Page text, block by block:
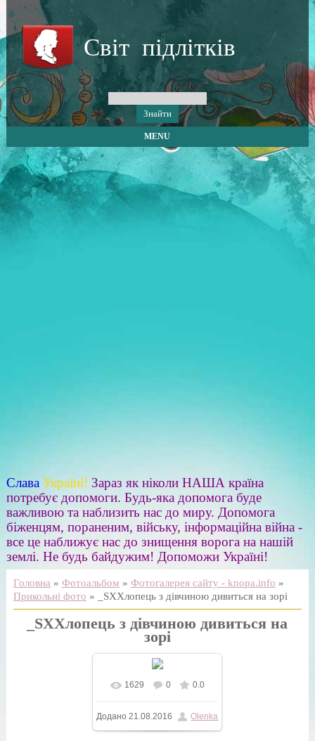
Світ підлітків
MENU
Слава Україні! Зараз як ніколи НАША країна
потребує допомоги. Будь-яка допомога буде
важливою та наблизить нас до миру. Допомога
біженцям, пораненим, війську, інформаційна війна -
все це наближує нас до знищення ворога на нашій
землі. Не будь байдужим! Допоможи Україні!
Головна » Фотоальбом » Фотогалерея сайту - knopa.info »
Прикольні фото » _SХХлопець з дівчиною дивиться на зорі
_SХХлопець з дівчиною дивиться на
зорі
У реальному розмірі
600x380/ 168.3Kb
1629 0 0.0
Додано 21.08.2016 Olenka